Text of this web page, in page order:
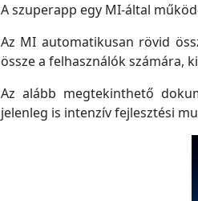
A szuperapp egy MI-által
Az MI automatikusan rövid
össze a felhasználók számára,
Az alább megtekinthető
jelenleg is intenzív fejlesztési